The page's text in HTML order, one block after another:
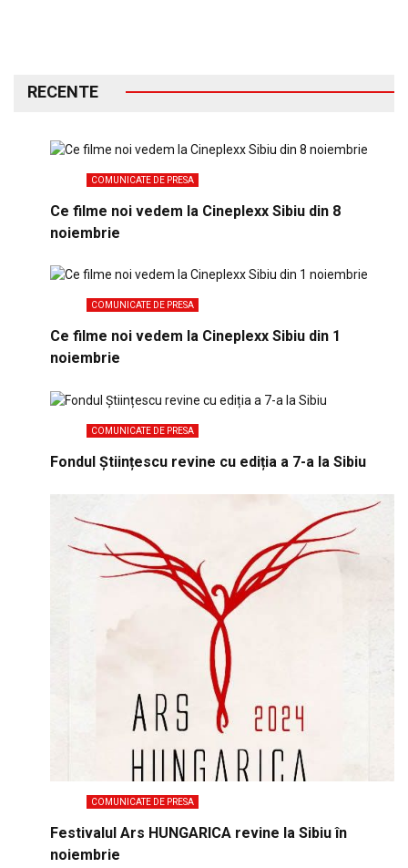
RECENTE
COMUNICATE DE PRESA
Ce filme noi vedem la Cineplexx Sibiu din 8
noiembrie
COMUNICATE DE PRESA
Ce filme noi vedem la Cineplexx Sibiu din 1
noiembrie
COMUNICATE DE PRESA
Fondul Științescu revine cu ediția a 7-a la Sibiu
COMUNICATE DE PRESA
Festivalul Ars HUNGARICA revine la Sibiu în
noiembrie